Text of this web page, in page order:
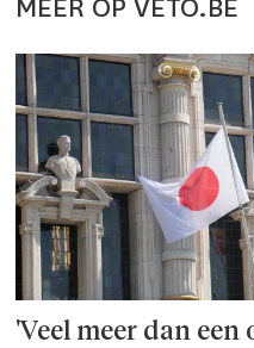
MEER OP VETO.BE
'Veel meer dan